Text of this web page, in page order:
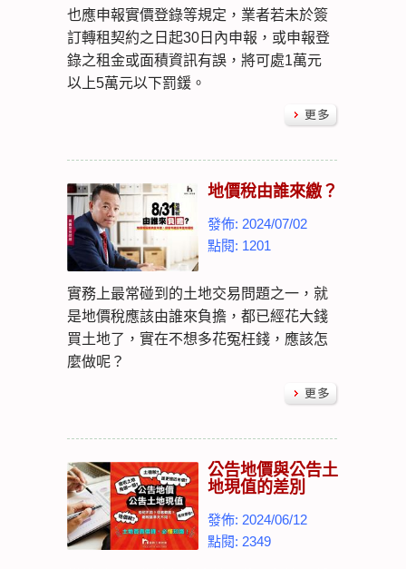
也應申報實價登錄等規定，業者若未於簽
訂轉租契約之日起30日內申報，或申報登
錄之租金或面積資訊有誤，將可處1萬元
以上5萬元以下罰鍰。
地價稅由誰來繳？
發佈: 2024/07/02
點閱: 1201
實務上最常碰到的土地交易問題之一，就
是地價稅應該由誰來負擔，都已經花大錢
買土地了，實在不想多花冤枉錢，應該怎
麼做呢？
公告地價與公告土
地現值的差別
發佈: 2024/06/12
點閱: 2349